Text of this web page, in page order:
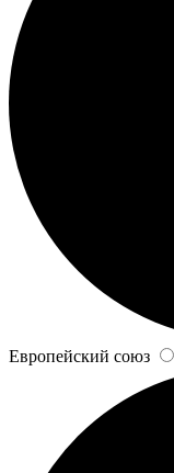
Европейский союз